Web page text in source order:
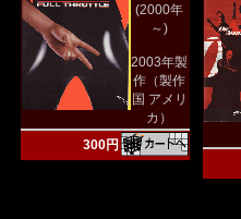
(2000年
～)
2003年製
作（製作
国 アメリ
カ）
300円